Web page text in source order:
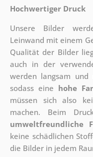
Hochwertiger Druck
Unsere Bilder
Leinwand mit einem
Qualität der Bilder
auch in der
werden langsam und
sodass eine hohe
müssen sich also
machen. Beim
umweltfreundliche
keine schädlichen
die Bilder in jedem